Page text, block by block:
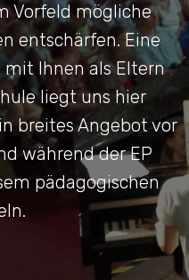
Vorfeld mögliche
entschärfen. Eine
Ihnen als Eltern
liegt uns hier
breites Angebot vor
während der EP
pädagogischen